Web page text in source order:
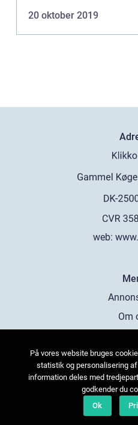
20 oktober 2019
web:
Om
På vores website bruges
statistik og personalisering
information deles med
godkender du
Ok